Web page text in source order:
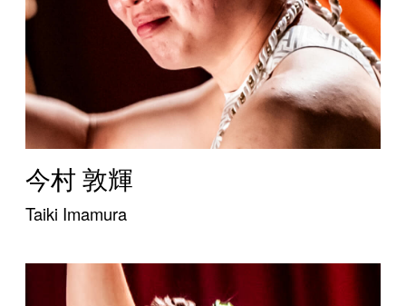
今村 敦輝
Taiki Imamura